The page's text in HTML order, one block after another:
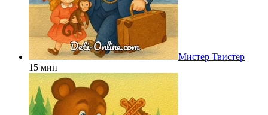
Мистер Твистер
15 мин